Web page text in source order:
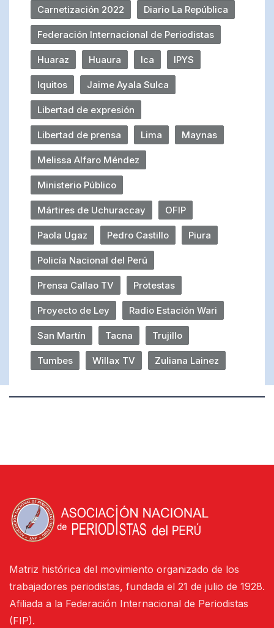
Carnetización 2022 Diario La República
Federación Internacional de Periodistas
Huaraz Huaura Ica IPYS
Iquitos Jaime Ayala Sulca
Libertad de expresión
Libertad de prensa Lima Maynas
Melissa Alfaro Méndez
Ministerio Público
Mártires de Uchuraccay OFIP
Paola Ugaz Pedro Castillo Piura
Policía Nacional del Perú
Prensa Callao TV Protestas
Proyecto de Ley Radio Estación Wari
San Martín Tacna Trujillo
Tumbes Willax TV Zuliana Lainez
Matriz histórica del movimiento organizado de los
trabajadores periodistas, fundada el 21 de julio de 1928.
Afiliada a la Federación Internacional de Periodistas
(FIP).